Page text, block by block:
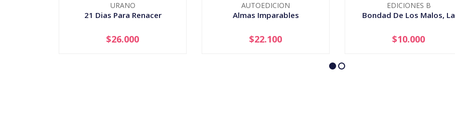
URANO
21 Dias Para Renacer
+
$26.000
AUTOEDICION
Almas Imparables
+
$22.100
EDICIONES B
Bondad De Los Malos, La
+
$10.000